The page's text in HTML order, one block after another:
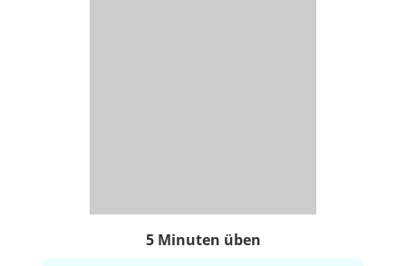
5 Minuten üben